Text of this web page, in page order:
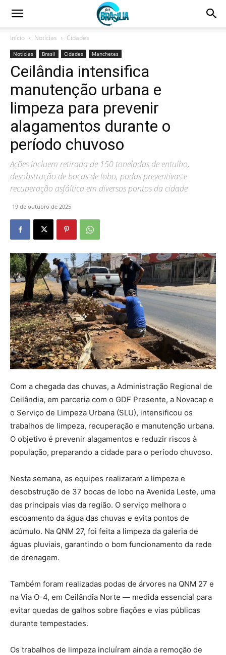
Início Notícias Cidades
Notícias Brasil Cidades Manchetes
Ceilândia intensifica
manutenção urbana e
limpeza para prevenir
alagamentos durante o
período chuvoso
Ações incluem retirada de 150 toneladas de entulho,
desobstrução de bocas de lobo, podas preventivas e
recuperação asfáltica em diversos pontos da cidade
19 de outubro de 2025
Com a chegada das chuvas, a Administração Regional de
Ceilândia, em parceria com o GDF Presente, a Novacap e
o Serviço de Limpeza Urbana (SLU), intensificou os
trabalhos de limpeza, recuperação e manutenção urbana.
O objetivo é prevenir alagamentos e reduzir riscos à
população, preparando a cidade para o período chuvoso.
Nesta semana, as equipes realizaram a limpeza e
desobstrução de 37 bocas de lobo na Avenida Leste, uma
das principais vias da região. O serviço melhora o
escoamento da água das chuvas e evita pontos de
acúmulo. Na QNM 27, foi feita a limpeza da galeria de
águas pluviais, garantindo o bom funcionamento da rede
de drenagem.
Também foram realizadas podas de árvores na QNM 27 e
na Via O-4, em Ceilândia Norte — medida essencial para
evitar quedas de galhos sobre fiações e vias públicas
durante tempestades.
Os trabalhos de limpeza incluíram ainda a remoção de